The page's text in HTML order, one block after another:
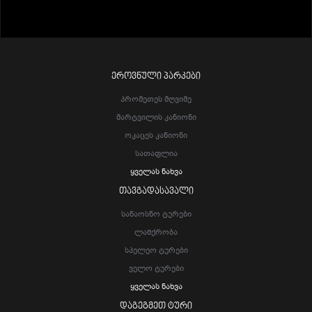
ᲔᲠᲝᲕᲜᲣᲚᲘ ᲞᲐᲠᲙᲔᲑᲘ
Პრომეთეს Მღვიმე
Მარტვილის Კანიონი
Ოკაცეს Კანიონი
Სათაფლია
Ყველას Ნახვა
ᲗᲐᲕᲒᲐᲓᲐᲡᲐᲕᲐᲚᲘ
Სანაოსნო Ტურები
Ლაშქრობა
Სპელეო Ტურები
Ველო Ტურები
Ყველას Ნახვა
ᲓᲐᲒᲔᲒᲛᲔᲗ ᲢᲣᲠᲘ